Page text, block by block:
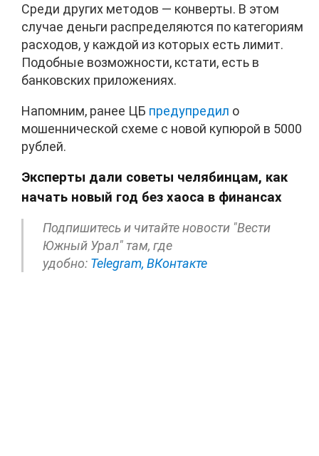
Среди других методов — конверты. В этом
случае деньги распределяются по категориям
расходов, у каждой из которых есть лимит.
Подобные возможности, кстати, есть в
банковских приложениях.
Напомним, ранее ЦБ предупредил о
мошеннической схеме с новой купюрой в 5000
рублей.
Эксперты дали советы челябинцам, как
начать новый год без хаоса в финансах
Подпишитесь и читайте новости "Вести
Южный Урал" там, где
удобно: Telegram, ВКонтакте